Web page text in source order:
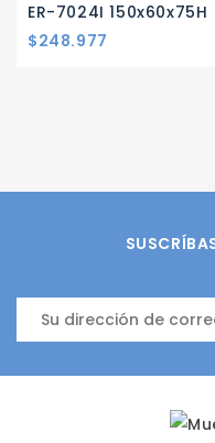
ER-7024I 150x60x75H
Precio
$248.977